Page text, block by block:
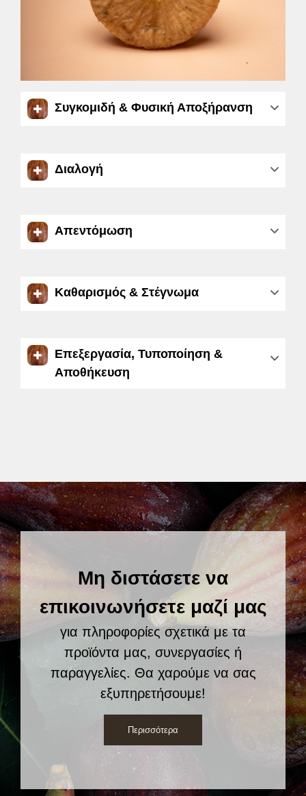
Συγκομιδή & Φυσική Αποξήρανση
Διαλογή
Απεντόμωση
Καθαρισμός & Στέγνωμα
Επεξεργασία, Τυποποίηση &
Αποθήκευση
Μη διστάσετε να
επικοινωνήσετε μαζί μας
για πληροφορίες σχετικά με τα
προϊόντα μας, συνεργασίες ή
παραγγελίες. Θα χαρούμε να σας
εξυπηρετήσουμε!
Περισσότερα